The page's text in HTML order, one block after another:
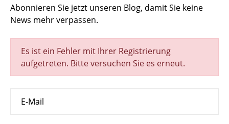
Abonnieren Sie jetzt unseren Blog, damit Sie keine
News mehr verpassen.
Es ist ein Fehler mit Ihrer Registrierung
aufgetreten. Bitte versuchen Sie es erneut.